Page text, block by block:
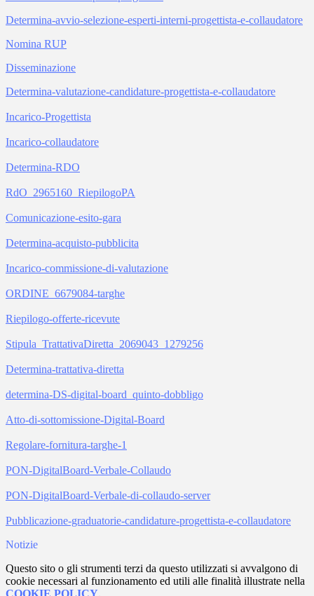
Determina-avvio-selezione-esperti-interni-progettista-e-collaudatore
Nomina RUP
Disseminazione
Determina-valutazione-candidature-progettista-e-collaudatore
Incarico-Progettista
Incarico-collaudatore
Determina-RDO
RdO_2965160_RiepilogoPA
Comunicazione-esito-gara
Determina-acquisto-pubblicita
Incarico-commissione-di-valutazione
ORDINE_6679084-targhe
Riepilogo-offerte-ricevute
Stipula_TrattativaDiretta_2069043_1279256
Determina-trattativa-diretta
determina-DS-digital-board_quinto-dobbligo
Atto-di-sottomissione-Digital-Board
Regolare-fornitura-targhe-1
PON-DigitalBoard-Verbale-Collaudo
PON-DigitalBoard-Verbale-di-collaudo-server
Pubblicazione-graduatorie-candidature-progettista-e-collaudatore
Notizie
Questo sito o gli strumenti terzi da questo utilizzati si avvalgono di
cookie necessari al funzionamento ed utili alle finalità illustrate nella
COOKIE POLICY.